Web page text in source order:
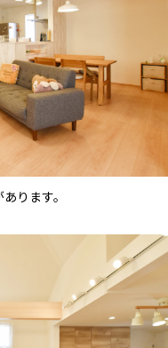
ります。